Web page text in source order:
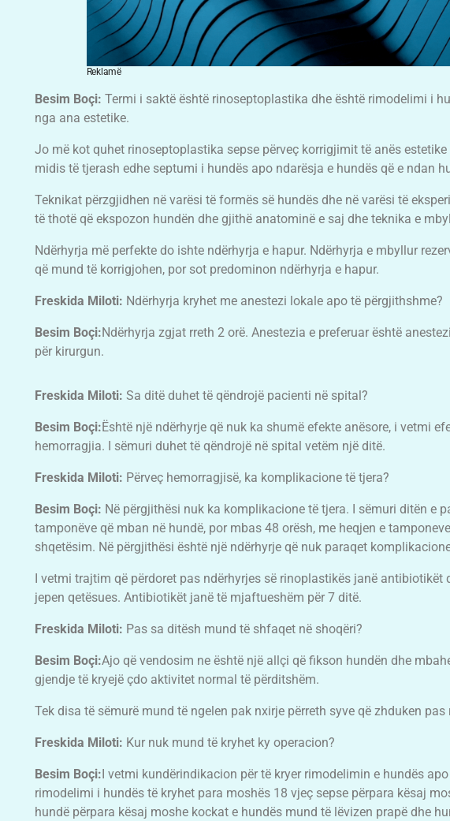
Reklamë
Besim Boçi: Termi i saktë është rinoseptoplastika dhe është rimodelimi i
nga ana estetike.
Jo më kot quhet rinoseptoplastika sepse përveç korrigjimit të anës
midis të tjerash edhe septumi i hundës apo ndarësja e hundës që e ndan
Teknikat përzgjidhen në varësi të formës së hundës dhe në varësi të
të thotë që ekspozon hundën dhe gjithë anatominë e saj dhe teknika e
Ndërhyrja më perfekte do ishte ndërhyrja e hapur. Ndërhyrja e mbyllur
që mund të korrigjohen, por sot predominon ndërhyrja e hapur.
Freskida Miloti: Ndërhyrja kryhet me anestezi lokale apo të përgjithshme?
Besim Boçi: Ndërhyrja zgjat rreth 2 orë. Anestezia e preferuar është
për kirurgun.
Freskida Miloti: Sa ditë duhet të qëndrojë pacienti në spital?
Besim Boçi: Është një ndërhyrje që nuk ka shumë efekte anësore, i vetmi
hemorragjia. I sëmuri duhet të qëndrojë në spital vetëm një ditë.
Freskida Miloti: Përveç hemorragjisë, ka komplikacione të tjera?
Besim Boçi: Në përgjithësi nuk ka komplikacione të tjera. I sëmuri ditën e
tamponëve që mban në hundë, por mbas 48 orësh, me heqjen e
shqetësim. Në përgjithësi është një ndërhyrje që nuk paraqet
I vetmi trajtim që përdoret pas ndërhyrjes së rinoplastikës janë
jepen qetësues. Antibiotikët janë të mjaftueshëm për 7 ditë.
Freskida Miloti: Pas sa ditësh mund të shfaqet në shoqëri?
Besim Boçi:Ajo që vendosim ne është një allçi që fikson hundën dhe
gjendje të kryejë çdo aktivitet normal të përditshëm.
Tek disa të sëmurë mund të ngelen pak nxirje përreth syve që zhduken pas
Freskida Miloti: Kur nuk mund të kryhet ky operacion?
Besim Boçi: I vetmi kundërindikacion për të kryer rimodelimin e hundës
rimodelimi i hundës të kryhet para moshës 18 vjeç sepse përpara kësaj
hundë përpara kësaj moshe kockat e hundës mund të lëvizen prapë dhe